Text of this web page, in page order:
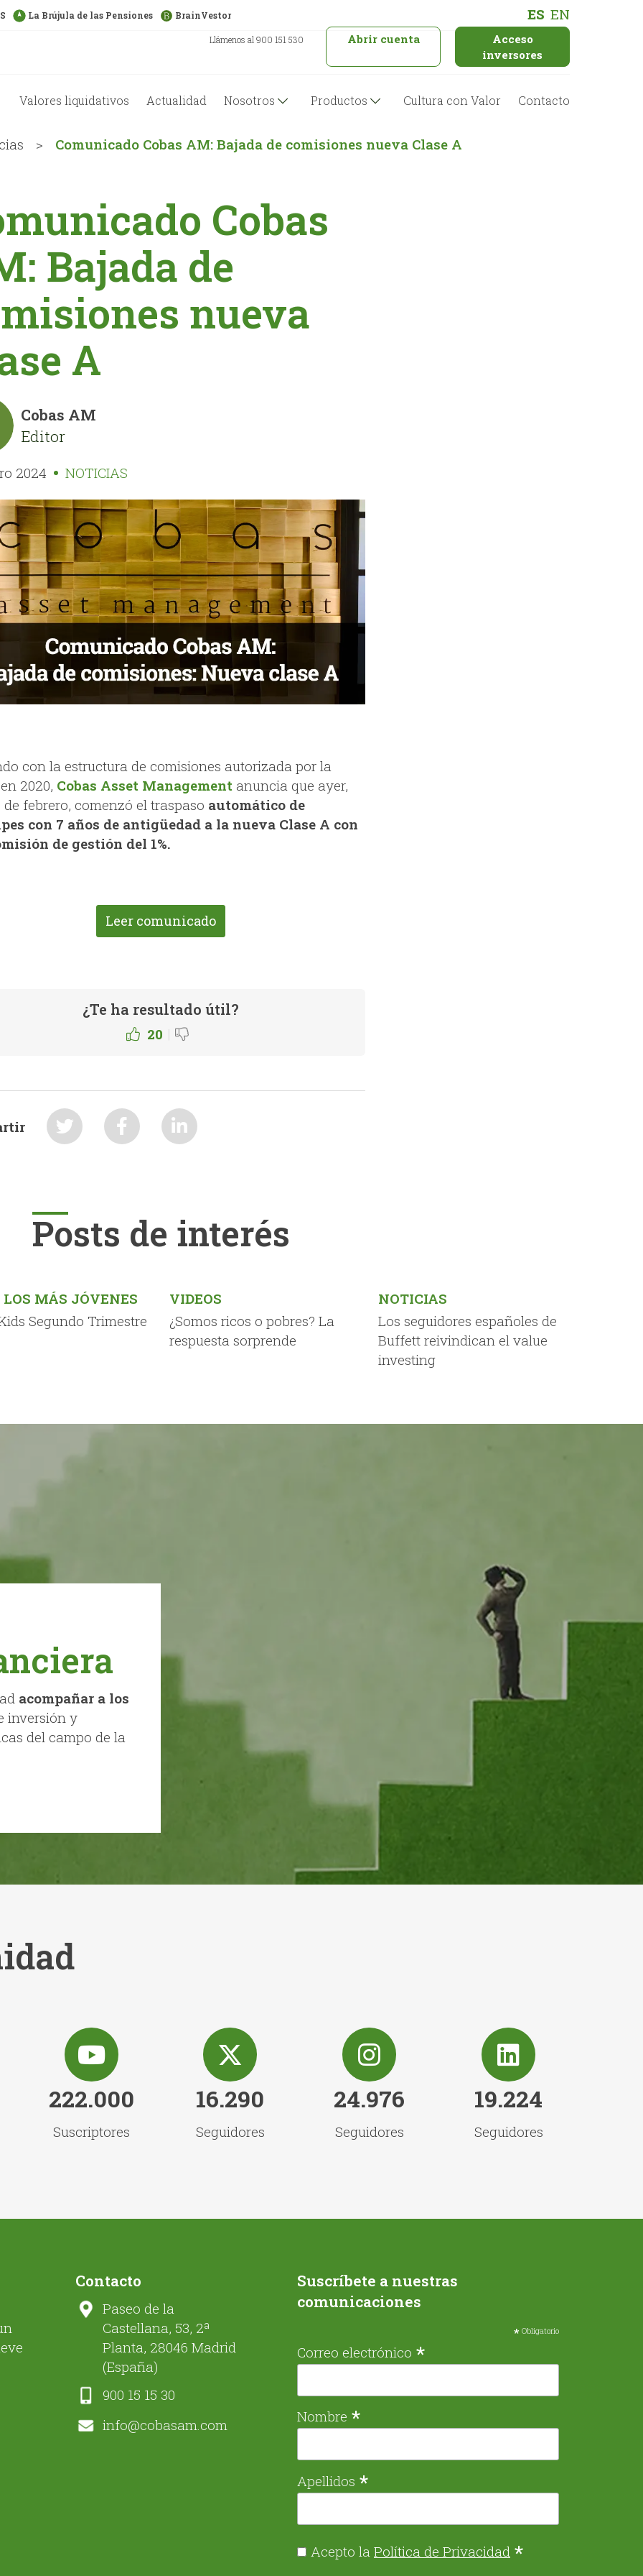
La Brújula de las Pensiones BrainVestor ES EN
Llámenos al 900 151 530 Abrir cuenta
Acceso
inversores
Valores liquidativos Actualidad Nosotros Productos Cultura con Valor Contacto
> Comunicado Cobas AM: Bajada de comisiones nueva Clase A
Cobas
Bajada de
nueva
A
Cobas AM
Editor
2024 NOTICIAS
con la estructura de comisiones autorizada por la
2020, Cobas Asset Management anuncia que ayer,
de febrero, comenzó el traspaso automático de
con 7 años de antigüedad a la nueva Clase A con
de gestión del 1%.
Leer comunicado
¿Te ha resultado útil?
20 |
Posts de interés
MÁS JÓVENES
Segundo Trimestre
VIDEOS
¿Somos ricos o pobres? La
respuesta sorprende
NOTICIAS
Los seguidores españoles de
Buffett reivindican el value
investing
acompañar a los
inversión y
del campo de la
222.000
Suscriptores
16.290
Seguidores
24.976
Seguidores
19.224
Seguidores
Contacto
Paseo de la
Castellana, 53, 2ª
Planta, 28046 Madrid
(España)
900 15 15 30
info@cobasam.com
Suscríbete a nuestras
comunicaciones
* Obligatorio
Correo electrónico *
Nombre *
Apellidos *
Acepto la Política de Privacidad *